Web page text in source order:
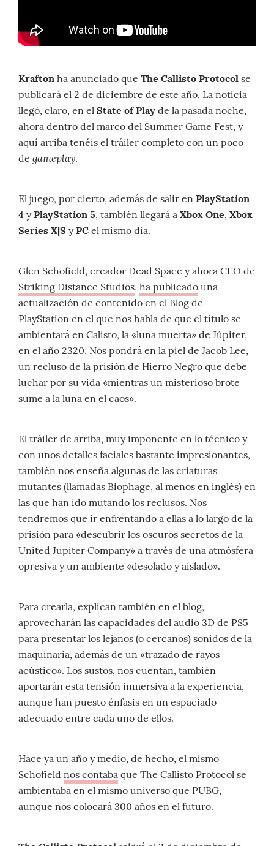
Krafton ha anunciado que The Callisto Protocol se
publicará el 2 de diciembre de este año. La noticia
llegó, claro, en el State of Play de la pasada noche,
ahora dentro del marco del Summer Game Fest, y
aquí arriba tenéis el tráiler completo con un poco
de gameplay.
El juego, por cierto, además de salir en PlayStation
4 yPlayStation 5, también llegará a Xbox One, Xbox
Series X|S yPC el mismo día.
Glen Schofield, creador Dead Space y ahora CEO de
Striking Distance Studios, ha publicado una
actualización de contenido en el Blog de
PlayStation en el que nos habla de que el título se
ambientará en Calisto, la «luna muerta» de Júpiter,
en el año 2320. Nos pondrá en la piel de Jacob Lee,
un recluso de la prisión de Hierro Negro que debe
luchar por su vida «mientras un misterioso brote
sume a la luna en el caos».
El tráiler de arriba, muy imponente en lo técnico y
con unos detalles faciales bastante impresionantes,
también nos enseña algunas de las criaturas
mutantes (llamadas Biophage, al menos en inglés) en
las que han ido mutando los reclusos. Nos
tendremos que ir enfrentando a ellas a lo largo de la
prisión para «descubrir los oscuros secretos de la
United Jupiter Company» a través de una atmósfera
opresiva y un ambiente «desolado y aislado».
Para crearla, explican también en el blog,
aprovecharán las capacidades del audio 3D de PS5
para presentar los lejanos (o cercanos) sonidos de la
maquinaria, además de un «trazado de rayos
acústico». Los sustos, nos cuentan, también
aportarán esta tensión inmersiva a la experiencia,
aunque han puesto énfasis en un espaciado
adecuado entre cada uno de ellos.
Hace ya un año y medio, de hecho, el mismo
Schofield nos contaba que The Callisto Protocol se
ambientaba en el mismo universo que PUBG,
aunque nos colocará 300 años en el futuro.